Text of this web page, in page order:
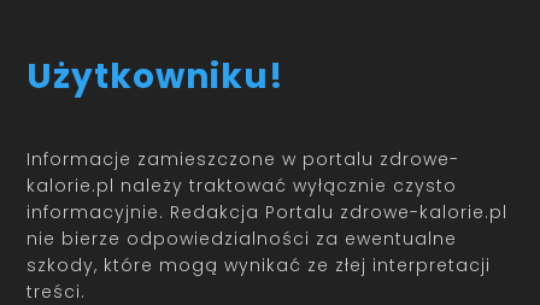
Użytkowniku!
Informacje zamieszczone w portalu zdrowe-
kalorie.pl należy traktować wyłącznie czysto
informacyjnie. Redakcja Portalu zdrowe-kalorie.pl
nie bierze odpowiedzialności za ewentualne
szkody, które mogą wynikać ze złej interpretacji
treści.